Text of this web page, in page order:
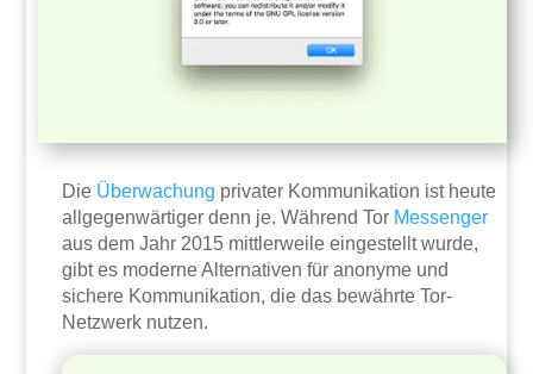
Die Überwachung privater Kommunikation ist heute
allgegenwärtiger denn je. Während Tor Messenger
aus dem Jahr 2015 mittlerweile eingestellt wurde,
gibt es moderne Alternativen für anonyme und
sichere Kommunikation, die das bewährte Tor-
Netzwerk nutzen.